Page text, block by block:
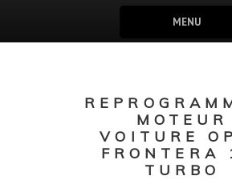
MENU
MOTEUR
VOITURE
FRONTERA
TURBO